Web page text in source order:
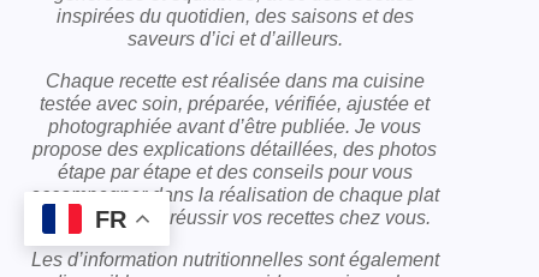
inspirées du quotidien, des saisons et des
saveurs d’ici et d’ailleurs.
Chaque recette est réalisée dans ma cuisine
testée avec soin, préparée, vérifiée, ajustée et
photographiée avant d’être publiée. Je vous
propose des explications détaillées, des photos
étape par étape et des conseils pour vous
accompagner dans la réalisation de chaque plat
et vous aider à réussir vos recettes chez vous.
Les d’information nutritionnelles sont également
FR